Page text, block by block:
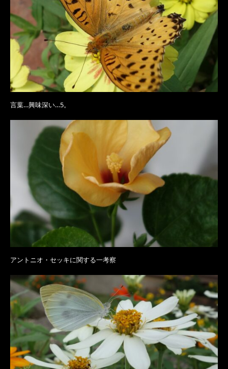
言葉…興味深い…5。
アントニオ・セッキに関する一考察